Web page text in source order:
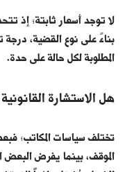
لا توجد أسعار ثابتة؛ إذ
بناءً على نوع القضية، درجة
المطلوبة لكل حالة على حدة.
هل الاستشارة
تختلف سياسات المكاتب؛
الموقف، بينما يفرض البعض